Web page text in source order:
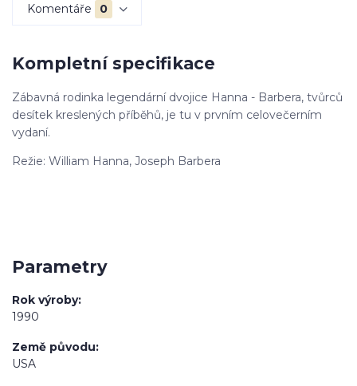
Komentáře 0
Kompletní specifikace
Zábavná rodinka legendární dvojice Hanna - Barbera, tvůrců
desítek kreslených příběhů, je tu v prvním celovečerním
vydaní.
Režie: William Hanna, Joseph Barbera
Parametry
Rok výroby
1990
Země původu
USA